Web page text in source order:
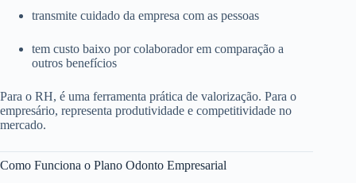
transmite cuidado da empresa com as pessoas
tem custo baixo por colaborador em comparação a
outros benefícios
Para o RH, é uma ferramenta prática de valorização. Para o
empresário, representa produtividade e competitividade no
mercado.
Como Funciona o Plano Odonto Empresarial